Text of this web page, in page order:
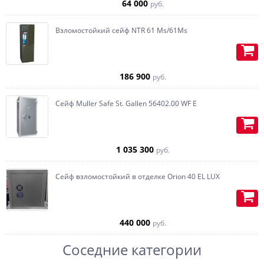
Ложементы для оружия, при
необходимости с подставкой под
приклад, изготавливаются из
автоподзавод под часы, с
возможностью установки тайника,
64 000 руб.
Взломостойкий сейф NTR 61 Ms/61Ms
186 900 руб.
Сейф Muller Safe St. Gallen 56402.00 WF E
1 035 300 руб.
Сейф взломостойкий в отделке Orion 40 EL LUX
440 000 руб.
Соседние категории